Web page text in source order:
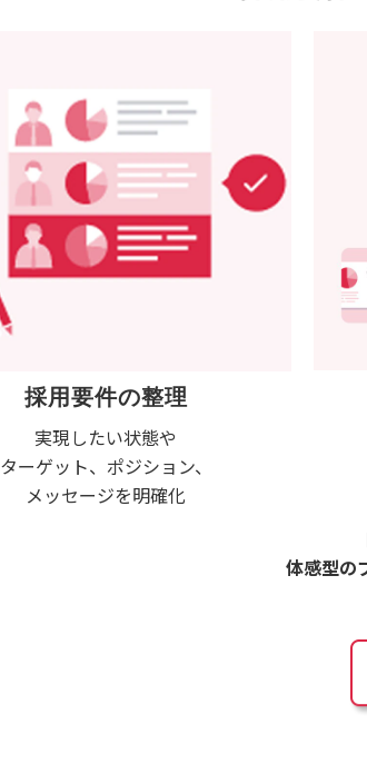
採用要件の整理
実現したい状態や
ターゲット、ポジション、
メッセージを明確化
体感型の